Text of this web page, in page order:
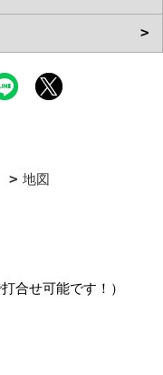
地図
合せ可能です！）